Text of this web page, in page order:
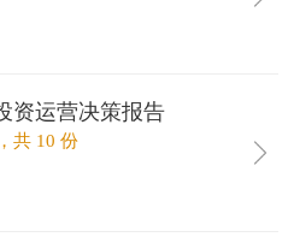
资运营决策报告
共 10 份